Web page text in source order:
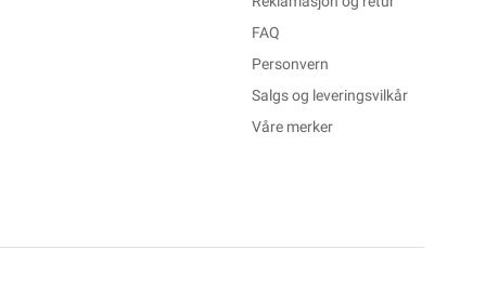
FAQ
Personvern
Salgs og leveringsvilkår
Våre merker